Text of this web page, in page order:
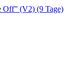
Off” (V2) (9 Tage)